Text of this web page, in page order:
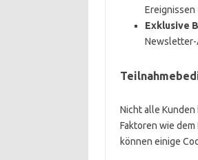
Exklusive
Nicht alle
Faktoren wie
können einige